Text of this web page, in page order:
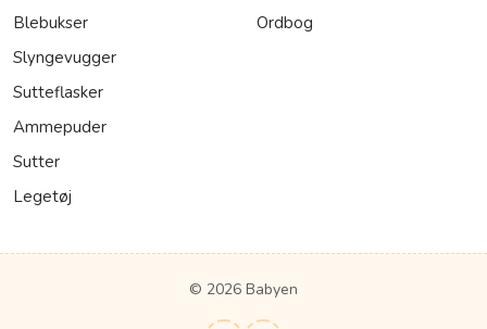
Blebukser
Slyngevugger
Sutteflasker
Ammepuder
Sutter
Legetøj
Ordbog
© 2026 Babyen